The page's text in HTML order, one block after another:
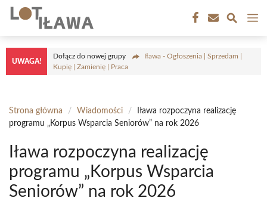
Przejdź
treści
UWAGA!
Dołącz do nowej grupy
Iława - Ogłoszenia | Sprzedam |
Kupię | Zamienię | Praca
Strona główna / Wiadomości /
Iława rozpoczyna realizację
programu „Korpus Wsparcia Seniorów” na rok 2026
Iława rozpoczyna realizację
programu „Korpus Wsparcia
Seniorów” na rok 2026